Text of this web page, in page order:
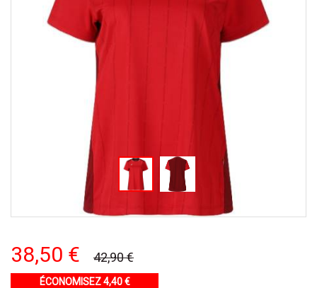
38,50 € 42,90 €
ÉCONOMISEZ 4,40 €